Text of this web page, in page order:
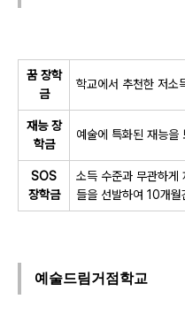
꿈 장학
금
학교에서 추천한 저소
재능 장
학금
예술에 특화된 재능을
SOS
장학금
소득 수준과 무관하게
들을 선발하여 10개월
예술드림거점학교